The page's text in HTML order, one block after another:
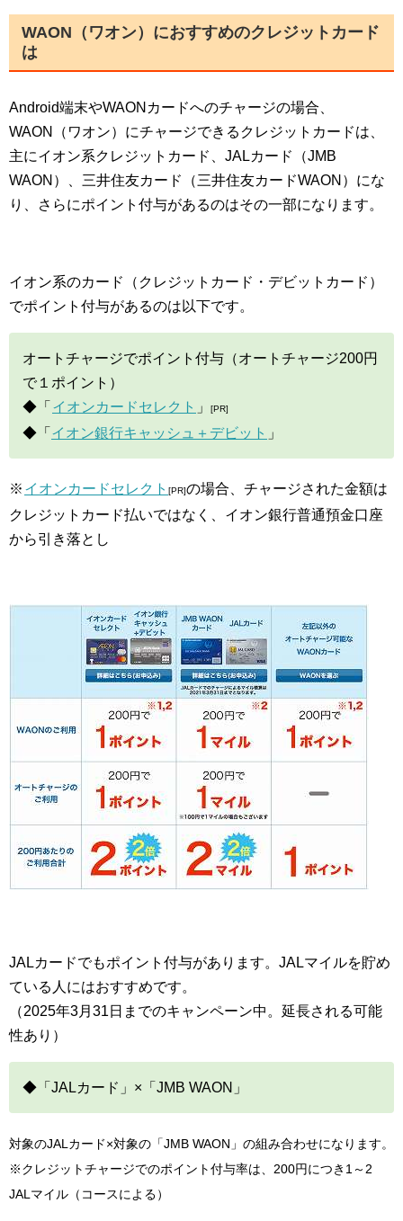
WAON（ワオン）におすすめのクレジットカード
は
Android端末やWAONカードへのチャージの場合、
WAON（ワオン）にチャージできるクレジットカードは、
主にイオン系クレジットカード、JALカード（JMB
WAON）、三井住友カード（三井住友カードWAON）にな
り、さらにポイント付与があるのはその一部になります。
イオン系のカード（クレジットカード・デビットカード）
でポイント付与があるのは以下です。
オートチャージでポイント付与（オートチャージ200円
で１ポイント）
◆「 イオンカードセレクト 」 [PR]
◆「 イオン銀行キャッシュ＋デビット 」
※ イオンカードセレクト [PR]の場合、チャージされた金額は
クレジットカード払いではなく、イオン銀行普通預金口座
から引き落とし
JALカードでもポイント付与があります。JALマイルを貯め
ている人にはおすすめです。
（2025年3月31日までのキャンペーン中。延長される可能
性あり）
◆「JALカード」×「JMB WAON」
対象のJALカード×対象の「JMB WAON」の組み合わせになります。
※クレジットチャージでのポイント付与率は、200円につき1～2
JALマイル（コースによる）